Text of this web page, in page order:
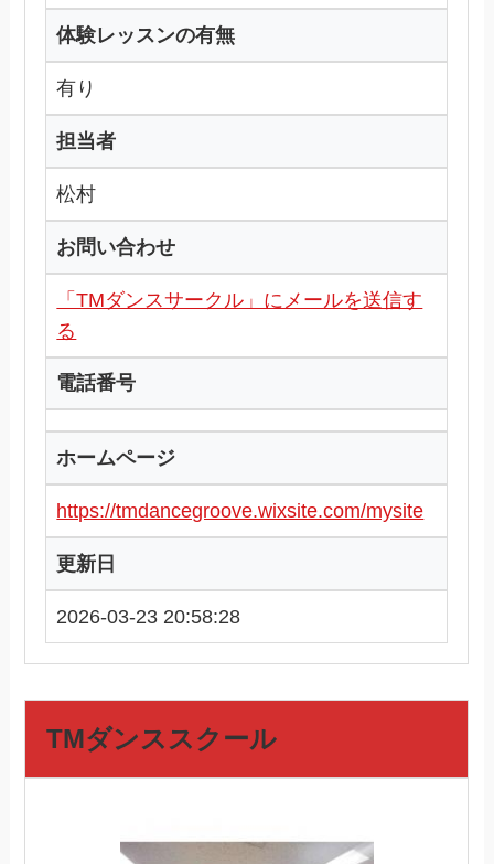
体験レッスンの有無
有り
担当者
松村
お問い合わせ
「TMダンスサークル」にメールを送信す
る
電話番号
ホームページ
https://tmdancegroove.wixsite.com/mysite
更新日
2026-03-23 20:58:28
TMダンススクール